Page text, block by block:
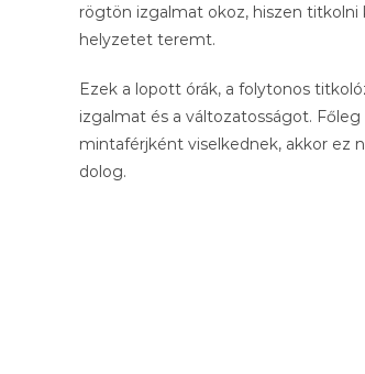
rögtön izgalmat okoz, hiszen titkolni
helyzetet teremt.
Ezek a lopott órák, a folytonos
izgalmat és a változatosságot.
mintaférjként viselkednek, akkor ez
dolog.